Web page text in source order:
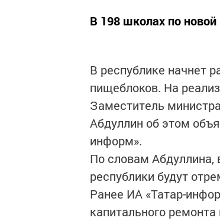
В 198 школах по
В республике начнет
пищеблоков. На
Заместитель
Абдуллин об этом
информ».
По словам Абдуллина,
республики будут
Ранее ИА «Татар-
капитального